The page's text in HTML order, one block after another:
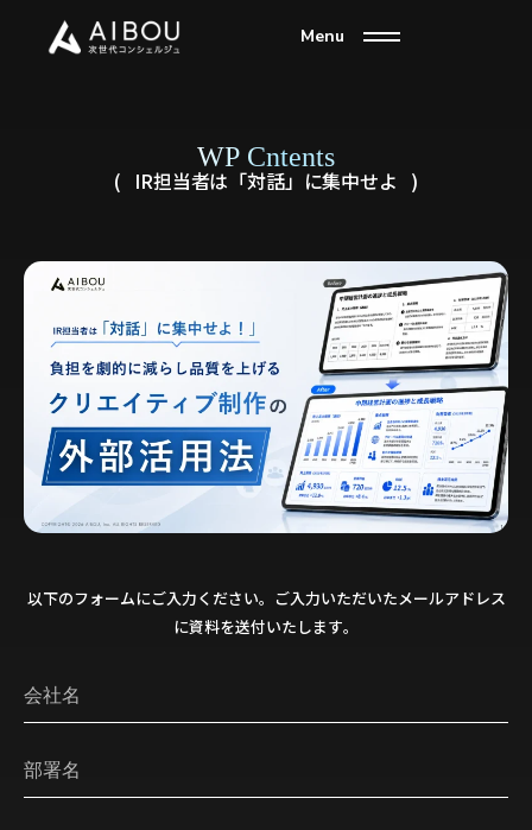
Menu
WP Cntents
IR担当者は「対話」に集中せよ
以下のフォームにご入力ください。ご入力いただいたメールアドレス
に資料を送付いたします。
会社名
部署名